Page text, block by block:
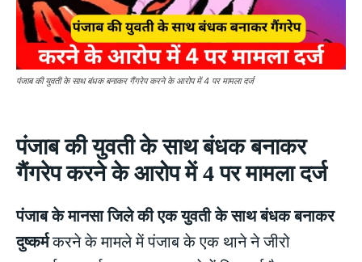
पंजाब की युवती के साथ बंधक बनाकर गैंगरेप करने के आरोप में 4 पर मामला दर्ज
पंजाब की युवती के साथ बंधक बनाकर
गैंगरेप करने के आरोप में 4 पर मामला दर्ज
पंजाब के मानसा जिले की एक युवती के साथ बंधक बनाकर
दुष्कर्मकरने के मामले में पंजाब के एक थाने ने जीरो